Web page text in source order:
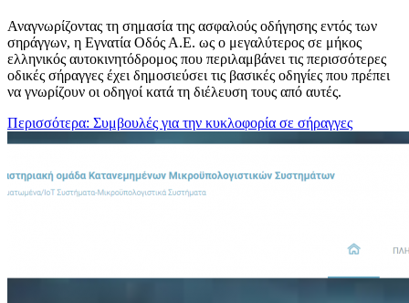
Αναγνωρίζοντας τη σημασία της ασφαλούς οδήγησης εντός των
σηράγγων, η Εγνατία Οδός Α.Ε. ως ο μεγαλύτερος σε μήκος
ελληνικός αυτοκινητόδρομος που περιλαμβάνει τις περισσότερες
οδικές σήραγγες έχει δημοσιεύσει τις βασικές οδηγίες που πρέπει
να γνωρίζουν οι οδηγοί κατά τη διέλευση τους από αυτές.
Περισσότερα: Συμβουλές για την κυκλοφορία σε σήραγγες